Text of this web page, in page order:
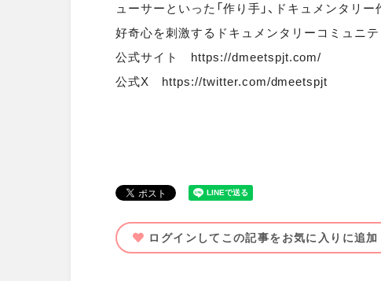
ューサーといった「作り手」、ドキュメンタリ
好奇心を刺激するドキュメンタリーコミュニテ
公式サイト https://dmeetspjt.com/
公式X https://twitter.com/dmeetspjt
ログインしてこの記事をお気に入りに追加